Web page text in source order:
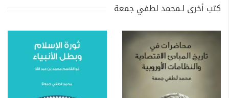
كتب أخرى لـمحمد لطفي جمعة